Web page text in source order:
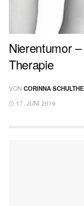
Nierentumor
Therapie
VON CORINNA
17. JUNI 2019